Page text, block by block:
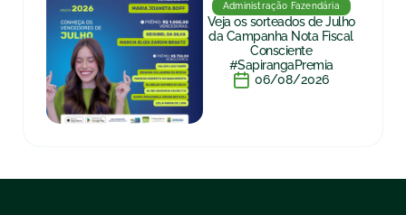
Administração Fazendária
Veja os sorteados de Julho
da Campanha Nota Fiscal
Consciente
#SapirangaPremia
06/08/2026